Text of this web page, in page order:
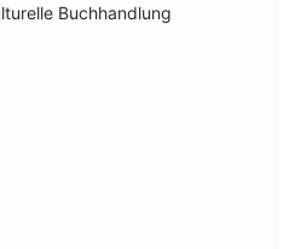
Buchhandlung